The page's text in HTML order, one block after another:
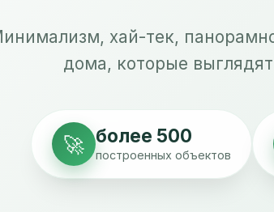
хай-тек,
дома, которые
🚀 более 500
построенных объектов